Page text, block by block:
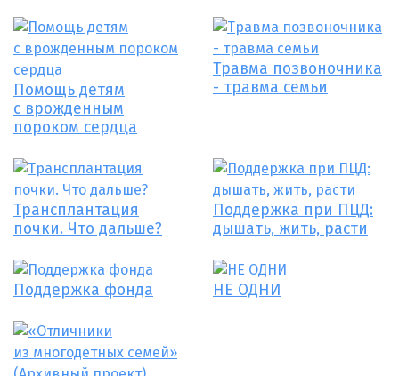
Помощь детям
с врожденным
пороком сердца
Травма позвоночника
- травма семьи
Трансплантация
почки. Что дальше?
Поддержка при ПЦД:
дышать, жить, расти
Поддержка фонда НЕ ОДНИ